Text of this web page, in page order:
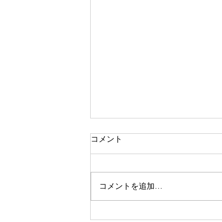
ラベンダー畑と八ヶ岳
コメント
コメントを追加…